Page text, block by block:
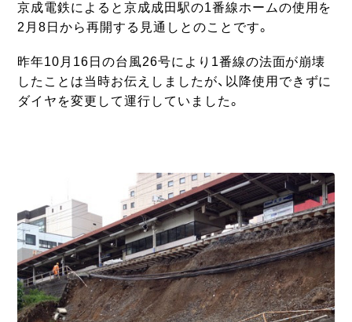
京成電鉄によると京成成田駅の1番線ホームの使用を
2月8日から再開する見通しとのことです。
昨年10月16日の台風26号により1番線の法面が崩壊
したことは当時お伝えしましたが、以降使用できずに
ダイヤを変更して運行していました。